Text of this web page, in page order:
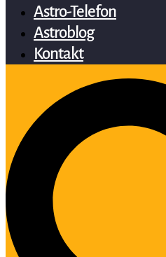
Astro-Telefon
Astroblog
Kontakt